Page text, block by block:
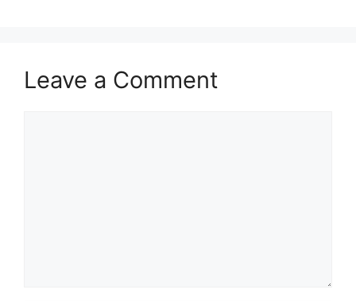
Leave a Comment